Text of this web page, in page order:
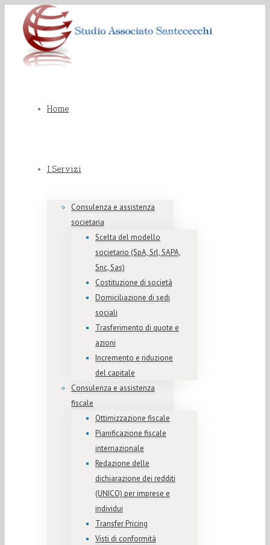
Home
I Servizi
Consulenza e assistenza
societaria
Scelta del modello
societario (SpA, Srl, SAPA,
Snc, Sas)
Costituzione di società
Domiciliazione di sedi
sociali
Trasferimento di quote e
azioni
Incremento e riduzione
del capitale
Consulenza e assistenza
fiscale
Ottimizzazione fiscale
Pianificazione fiscale
internazionale
Redazione delle
dichiarazione dei redditi
(UNICO) per imprese e
individui
Transfer Pricing
Visti di conformità